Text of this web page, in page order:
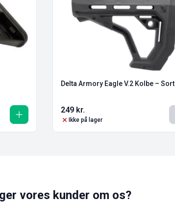
Delta Armory Eagle V.2 Kolbe – Sort
249 kr.
Ikke på lager
vores kunder om os?